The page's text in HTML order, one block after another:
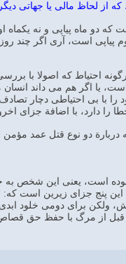
از لحاظ مالى يا جهاتى
ماه پياپى و نه يكماه اول
پياپى است، آرى اگر چند
احتياط كه اصولا با
يا اگر هم مى داند
با بى احتياطى دچار
دارد، با اضافة جزاى
دربارة دو نوع قتل عمد
بوده است، يعنى اين
پنج جزاى زيرين است كه:
ولكن براى دومى خلود
قبل از مرگ با حفظ